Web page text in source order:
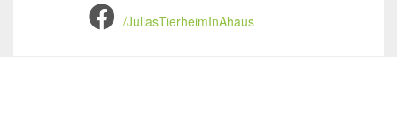
/JuliasTierheimInAhaus